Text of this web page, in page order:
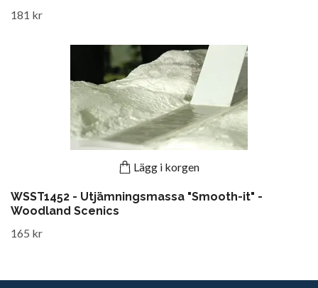
181 kr
Lägg i korgen
WSST1452 - Utjämningsmassa "Smooth-it" -
Woodland Scenics
165 kr